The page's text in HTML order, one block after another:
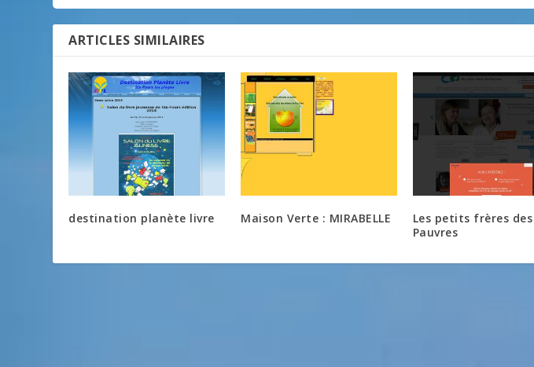
ARTICLES SIMILAIRES
destination planète livre Maison Verte : MIRABELLE
Les petits frères des
Pauvres